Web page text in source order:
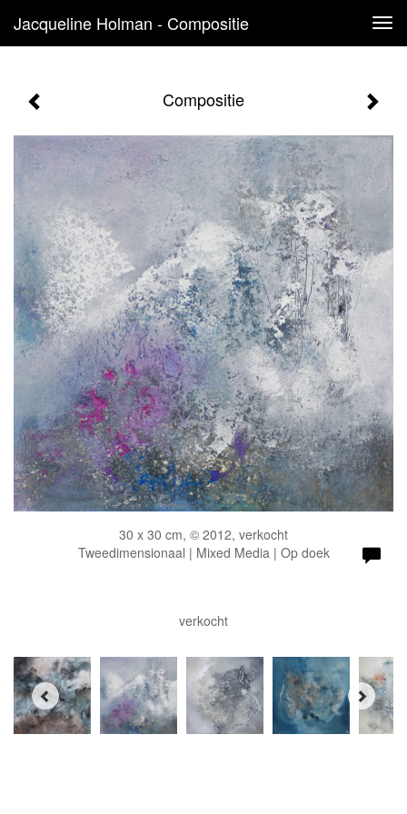
Jacqueline Holman - Compositie
Compositie
30 x 30 cm, © 2012, verkocht
Tweedimensionaal | Mixed Media | Op doek
verkocht